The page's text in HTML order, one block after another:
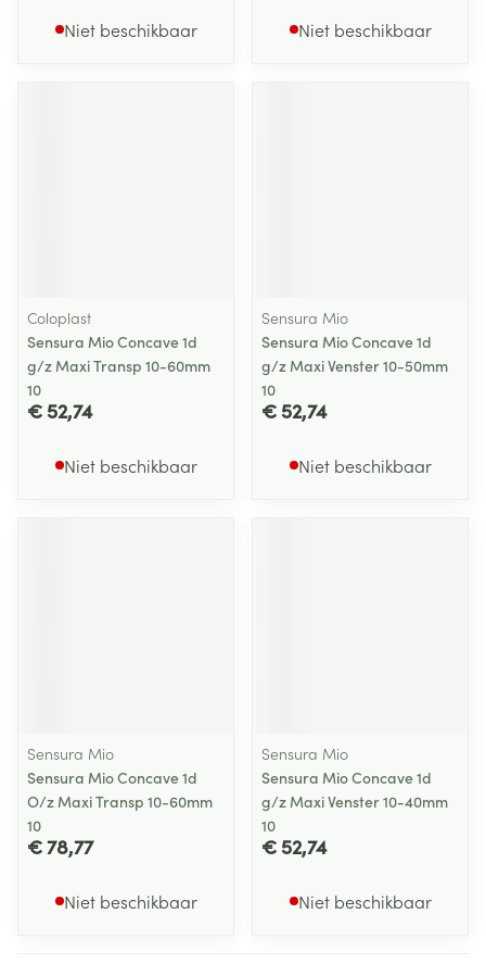
Niet beschikbaar Niet beschikbaar
Coloplast
Sensura Mio Concave 1d
g/z Maxi Transp 10-60mm
10
€ 52,74
Niet beschikbaar
Sensura Mio
Sensura Mio Concave 1d
g/z Maxi Venster 10-50mm
10
€ 52,74
Niet beschikbaar
Sensura Mio
Sensura Mio Concave 1d
O/z Maxi Transp 10-60mm
10
€ 78,77
Niet beschikbaar
Sensura Mio
Sensura Mio Concave 1d
g/z Maxi Venster 10-40mm
10
€ 52,74
Niet beschikbaar